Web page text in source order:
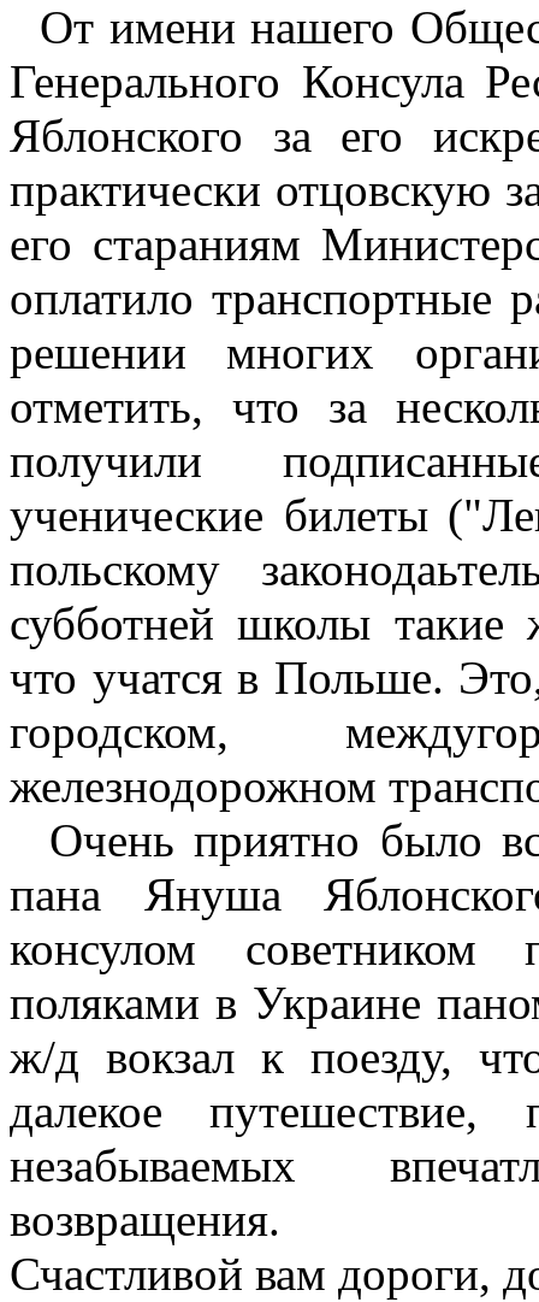
От имени нашего
Генерального Консула
Яблонского за его
практически отцовскую
его стараниям
оплатило транспортные
решении многих
отметить, что за
получили
ученические билеты
польскому
субботней школы
что учатся в Польше.
городском,
железнодорожном
Очень приятно было
пана Януша
консулом советником
поляками в Украине
ж/д вокзал к поезду,
далекое
незабываемых
возвращения.
Счастливой вам дороги,